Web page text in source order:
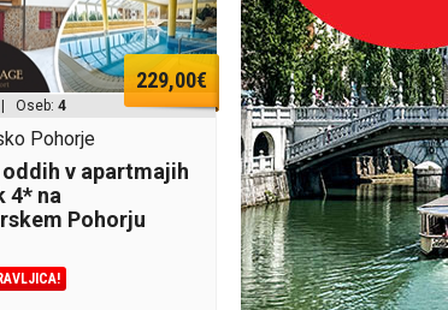
229,00€
| Oseb: 4
Pohorje
v apartmajih
4* na
Pohorju